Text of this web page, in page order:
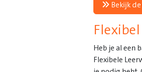
Bekijk
Heb je al een
Flexibele